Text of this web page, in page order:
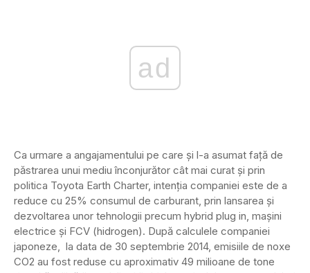
ad
Ca urmare a angajamentului pe care și l-a asumat față de
păstrarea unui mediu înconjurător cât mai curat și prin
politica Toyota Earth Charter, intenția companiei este de a
reduce cu 25% consumul de carburant, prin lansarea și
dezvoltarea unor tehnologii precum hybrid plug in, mașini
electrice și FCV (hidrogen). După calculele companiei
japoneze, la data de 30 septembrie 2014, emisiile de noxe
CO2 au fost reduse cu aproximativ 49 milioane de tone